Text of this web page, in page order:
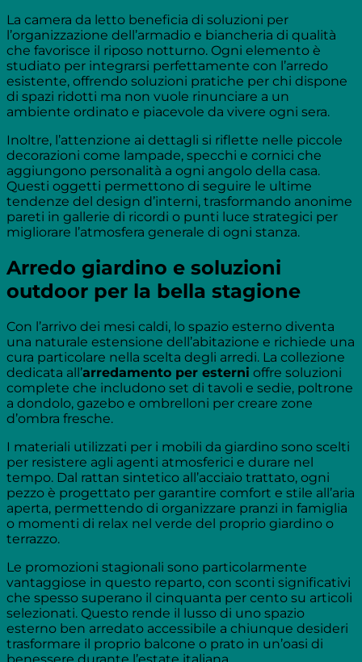
La camera da letto beneficia di soluzioni per
l’organizzazione dell’armadio e biancheria di qualità
che favorisce il riposo notturno. Ogni elemento è
studiato per integrarsi perfettamente con l’arredo
esistente, offrendo soluzioni pratiche per chi dispone
di spazi ridotti ma non vuole rinunciare a un
ambiente ordinato e piacevole da vivere ogni sera.
Inoltre, l’attenzione ai dettagli si riflette nelle piccole
decorazioni come lampade, specchi e cornici che
aggiungono personalità a ogni angolo della casa.
Questi oggetti permettono di seguire le ultime
tendenze del design d’interni, trasformando anonime
pareti in gallerie di ricordi o punti luce strategici per
migliorare l’atmosfera generale di ogni stanza.
Arredo giardino e soluzioni
outdoor per la bella stagione
Con l’arrivo dei mesi caldi, lo spazio esterno diventa
una naturale estensione dell’abitazione e richiede una
cura particolare nella scelta degli arredi. La collezione
dedicata all’arredamento per esterni offre soluzioni
complete che includono set di tavoli e sedie, poltrone
a dondolo, gazebo e ombrelloni per creare zone
d’ombra fresche.
I materiali utilizzati per i mobili da giardino sono scelti
per resistere agli agenti atmosferici e durare nel
tempo. Dal rattan sintetico all’acciaio trattato, ogni
pezzo è progettato per garantire comfort e stile all’aria
aperta, permettendo di organizzare pranzi in famiglia
o momenti di relax nel verde del proprio giardino o
terrazzo.
Le promozioni stagionali sono particolarmente
vantaggiose in questo reparto, con sconti significativi
che spesso superano il cinquanta per cento su articoli
selezionati. Questo rende il lusso di uno spazio
esterno ben arredato accessibile a chiunque desideri
trasformare il proprio balcone o prato in un’oasi di
benessere durante l’estate italiana.